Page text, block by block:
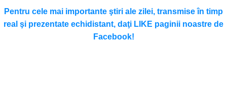
Pentru cele mai importante ştiri ale zilei, transmise în timp
real şi prezentate echidistant, daţi LIKE paginii noastre de
Facebook!